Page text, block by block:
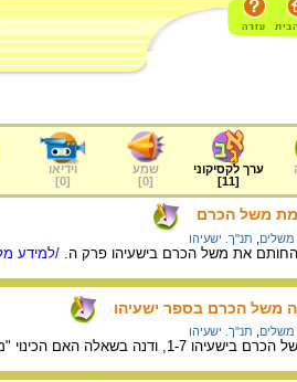
ערך לקסיקוני
[
11
]
שמע
[
0
]
וידיאו
[
0
]
משל הכרם
משלים תנ"ך. ישעיהו
/למידע
משל הכרם בספר ישעיהו
משלים תנ"ך. ישעיהו
האם הכינוי "משל" הולם פסוקים אלה.